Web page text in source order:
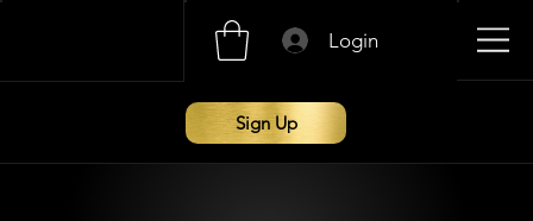
Login
Sign Up